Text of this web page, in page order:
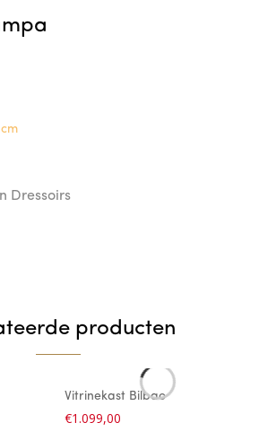
Dressoirs
producten
Vitrinekast Bilbao
€1.099,00